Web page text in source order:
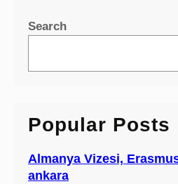
Search
Popular Posts
Almanya Vizesi,
ankara